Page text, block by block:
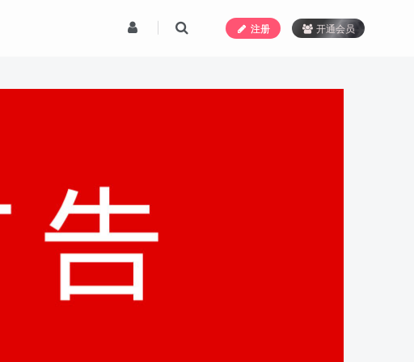
注册 开通会员